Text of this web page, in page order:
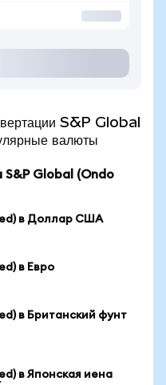
S&P Global
валюты
Global (Ondo
в Доллар США
в Евро
в Британский фунт
в Японская иена